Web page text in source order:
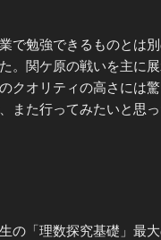
で勉強できるものとは
。関ケ原の戦いを主に
クオリティの高さには
また行ってみたいと思っ
の「理数探究基礎」最